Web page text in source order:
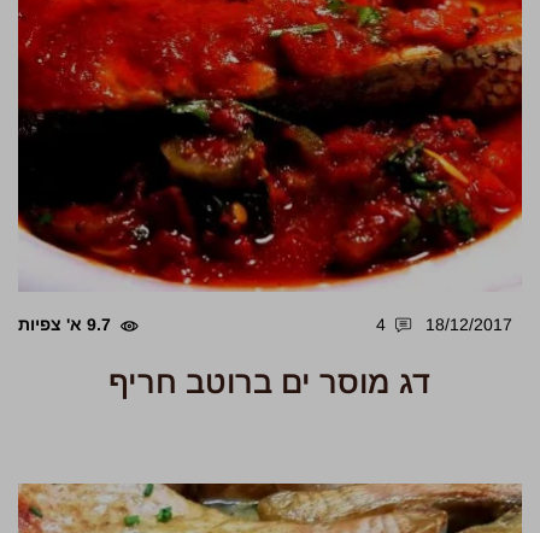
18/12/2017
4 9.7 א' צפיות
דג מוסר ים ברוטב חריף